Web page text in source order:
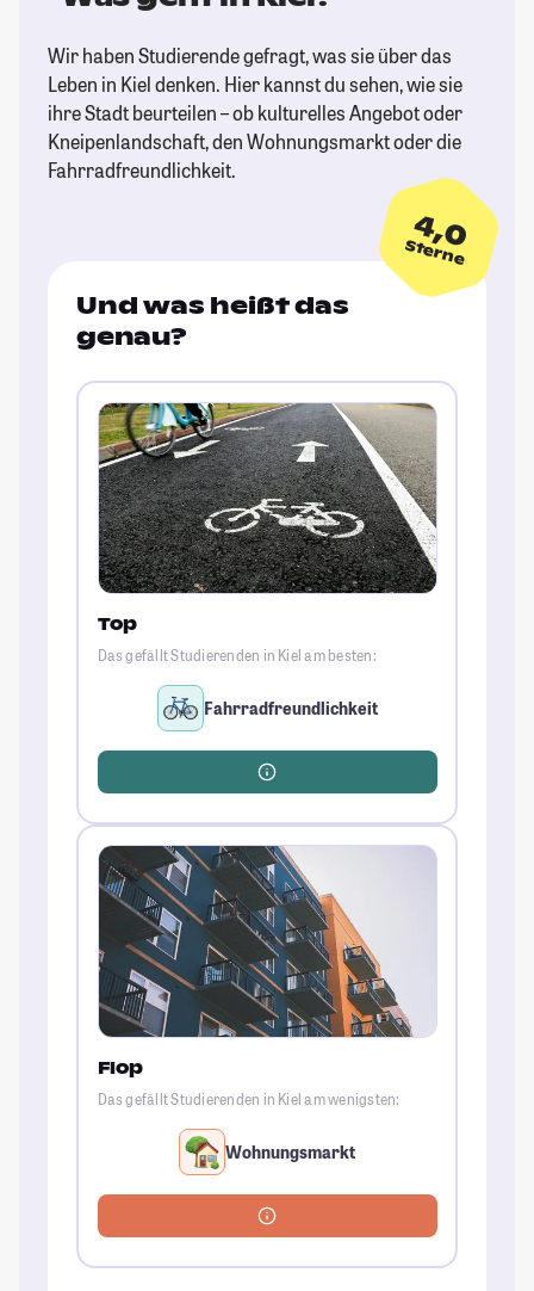
Wir haben Studierende gefragt, was sie über das
Leben in Kiel denken. Hier kannst du sehen, wie sie
ihre Stadt beurteilen – ob kulturelles Angebot oder
Kneipenlandschaft, den Wohnungsmarkt oder die
Fahrradfreundlichkeit.
4,0
Sterne
Und was heißt das
genau?
Top
Das gefällt Studierenden in Kiel am besten:
Fahrradfreundlichkeit
Flop
Das gefällt Studierenden in Kiel am wenigsten:
Wohnungsmarkt